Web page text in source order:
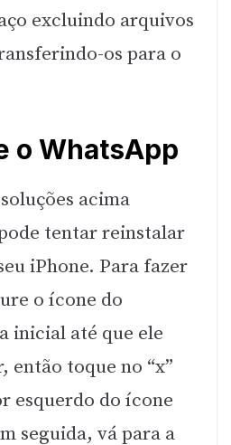
excluindo arquivos
os para o
o WhatsApp
acima
tentar reinstalar
iPhone. Para fazer
o ícone do
inicial até que ele
então toque no “x”
esquerdo do ícone
seguida, vá para a